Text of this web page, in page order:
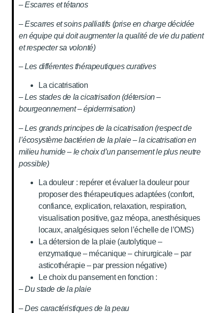
– Escarres et tétanos
– Escarres et soins palliatifs (prise en charge décidée
en équipe qui doit augmenter la qualité de vie du patient
et respecter sa volonté)
– Les différentes thérapeutiques curatives
La cicatrisation
– Les stades de la cicatrisation (détersion –
bourgeonnement – épidermisation)
– Les grands principes de la cicatrisation (respect de
l’écosystème bactérien de la plaie – la cicatrisation en
milieu humide – le choix d’un pansement le plus neutre
possible)
La douleur : repérer et évaluer la douleur pour
proposer des thérapeutiques adaptées (confort,
confiance, explication, relaxation, respiration,
visualisation positive, gaz méopa, anesthésiques
locaux, analgésiques selon l’échelle de l’OMS)
La détersion de la plaie (autolytique –
enzymatique – mécanique – chirurgicale – par
asticothérapie – par pression négative)
Le choix du pansement en fonction :
– Du stade de la plaie
– Des caractéristiques de la peau